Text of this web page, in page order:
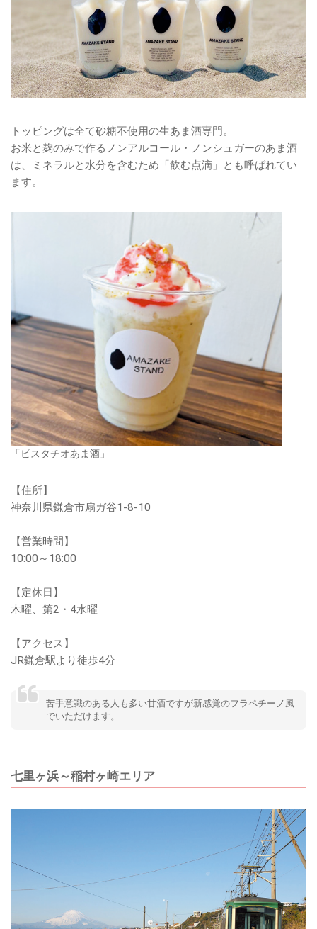
トッピングは全て砂糖不使用の生あま酒専門。
お米と麹のみで作るノンアルコール・ノンシュガーのあま酒
は、ミネラルと水分を含むため「飲む点滴」とも呼ばれてい
ます。
「ピスタチオあま酒」
【住所】
神奈川県鎌倉市扇ガ谷1-8-10
【営業時間】
10:00～18:00
【定休日】
木曜、第2・4水曜
【アクセス】
JR鎌倉駅より徒歩4分
苦手意識のある人も多い甘酒ですが新感覚のフラペチーノ風
でいただけます。
七里ヶ浜～稲村ヶ崎エリア